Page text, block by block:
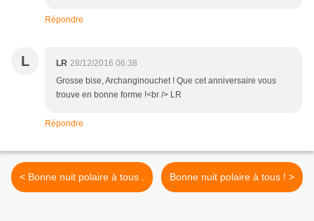
Répondre
L LR 28/12/2016 06:38
Grosse bise, Archanginouchet ! Que cet anniversaire vous
trouve en bonne forme !<br /> LR
Répondre
< Bonne nuit polaire à tous . Bonne nuit polaire à tous ! >